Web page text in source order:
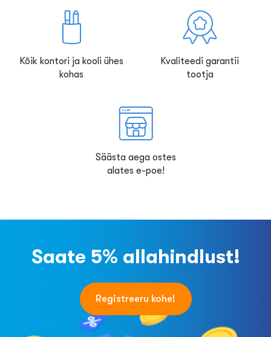
Kõik kontori ja kooli ühes
kohas
Kvaliteedi garantii
tootja
Säästa aega ostes
alates e-poe!
Saate 5% allahindlust!
Registreeru kohe!